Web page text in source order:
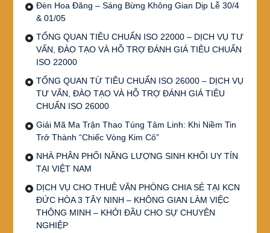
Đèn Hoa Đăng – Sáng Bừng Không Gian Dịp Lễ 30/4
& 01/05
TỔNG QUAN TIÊU CHUẨN ISO 22000 – DỊCH VỤ TƯ
VẤN, ĐÀO TẠO VÀ HỖ TRỢ ĐÁNH GIÁ TIÊU CHUẨN
ISO 22000
TỔNG QUAN TỪ TIÊU CHUẨN ISO 26000 – DỊCH VỤ
TƯ VẤN, ĐÀO TẠO VÀ HỖ TRỢ ĐÁNH GIÁ TIÊU
CHUẨN ISO 26000
Giải Mã Ma Trận Thao Túng Tâm Linh: Khi Niềm Tin
Trở Thành “Chiếc Vòng Kim Cô”
NHÀ PHÂN PHỐI NĂNG LƯỢNG SINH KHỐI UY TÍN
TẠI VIỆT NAM
DỊCH VỤ CHO THUÊ VĂN PHÒNG CHIA SẺ TẠI KCN
ĐỨC HÒA 3 TÂY NINH – KHÔNG GIAN LÀM VIỆC
THÔNG MINH – KHỞI ĐẦU CHO SỰ CHUYÊN
NGHIỆP